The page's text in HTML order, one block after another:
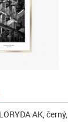
AK, černý,